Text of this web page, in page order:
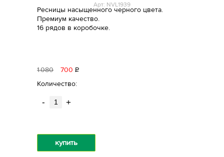
Арт: NVL1939
Ресницы насыщенного черного цвета.
Премиум качество.
16 рядов в коробочке.
1080 700 Р
Количество:
- +
купить